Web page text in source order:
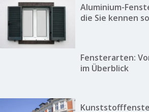
Aluminium-
die Sie kennen
Fensterarten:
im Überblick